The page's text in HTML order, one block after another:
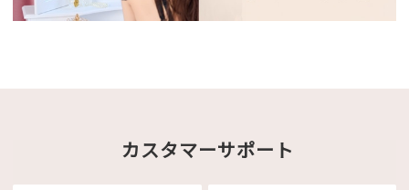
カスタマーサポート